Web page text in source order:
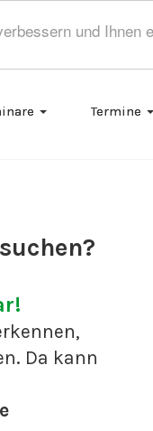
und Ihnen
Termine
Da kann